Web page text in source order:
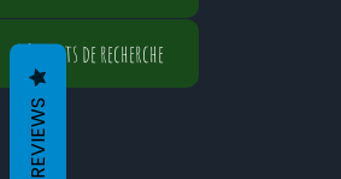
Résultats de recherche
REVIEWS